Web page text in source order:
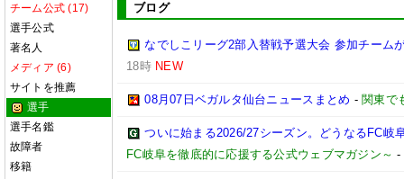
チーム公式 (17)
選手公式
著名人
メディア (6)
サイトを推薦
選手
選手名鑑
故障者
移籍
ブログ
なでしこリーグ2部入替戦予選大会 参加チーム
18時 NEW
08月07日ベガルタ仙台ニュースまとめ - 関東で
ついに始まる2026/27シーズン。どうなるFC岐
FC岐阜を徹底的に応援する公式ウェブマガジン～ -